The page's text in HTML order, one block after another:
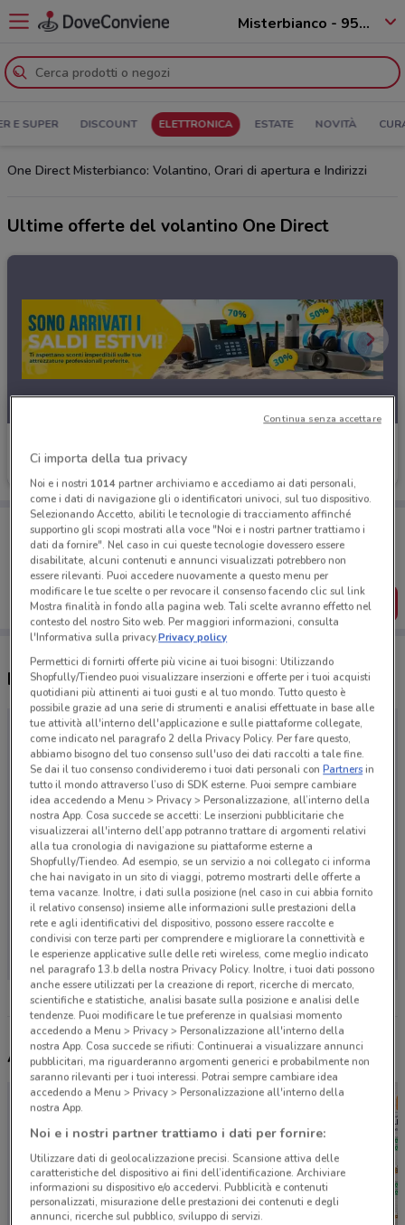
Misterbianco - 95045
E SUPER DISCOUNT ELETTRONICA ESTATE NOVITÀ
One Direct Misterbianco: Volantino, Orari di apertura e Indirizzi
Ultime offerte del volantino One Direct
Porta DoveConviene sempre con te!
Puoi trovare le migliori offerte dei negozi vicino a te,
salvarle e creare la tua lista del risparmio, comodamente
dal tuo cellulare.
SCARICA L’APP
Negozi One Direct a Misterbianco
Non ci sono negozi nelle vicinanze
Altri volantini nelle vicinanze
Ci importa della tua privacy
Noi e i nostri 1014partner archiviamo e accediamo ai dati personali,
come i dati di navigazione gli o identificatori univoci, sul tuo dispositivo.
Selezionando Accetto, abiliti le tecnologie di tracciamento affinché
supportino gli scopi mostrati alla voce "Noi e i nostri partner trattiamo i
dati da fornire". Nel caso in cui queste tecnologie dovessero essere
disabilitate, alcuni contenuti e annunci visualizzati potrebbero non
essere rilevanti. Puoi accedere nuovamente a questo menu per
modificare le tue scelte o per revocare il consenso facendo clic sul link
Mostra finalità in fondo alla pagina web. Tali scelte avranno effetto nel
contesto del nostro Sito web. Per maggiori informazioni, consulta
l'Informativa sulla privacy.Privacy policy
Permettici di fornirti offerte più vicine ai tuoi bisogni: Utilizzando
Shopfully/Tiendeo puoi visualizzare inserzioni e offerte per i tuoi acquisti
quotidiani più attinenti ai tuoi gusti e al tuo mondo. Tutto questo è
possibile grazie ad una serie di strumenti e analisi effettuate in base alle
tue attività all'interno dell'applicazione e sulle piattaforme collegate,
come indicato nel paragrafo 2 della Privacy Policy. Per fare questo,
abbiamo bisogno del tuo consenso sull'uso dei dati raccolti a tale fine.
Se dai il tuo consenso condivideremo i tuoi dati personali conPartnersin
tutto il mondo attraverso l’uso di SDK esterne. Puoi sempre cambiare
idea accedendo a Menu > Privacy > Personalizzazione, all’interno della
nostra App. Cosa succede se accetti: Le inserzioni pubblicitarie che
visualizzerai all'interno dell’app potranno trattare di argomenti relativi
alla tua cronologia di navigazione su piattaforme esterne a
Shopfully/Tiendeo. Ad esempio, se un servizio a noi collegato ci informa
che hai navigato in un sito di viaggi, potremo mostrarti delle offerte a
tema vacanze. Inoltre, i dati sulla posizione (nel caso in cui abbia fornito
il relativo consenso) insieme alle informazioni sulle prestazioni della
rete e agli identificativi del dispositivo, possono essere raccolte e
condivisi con terze parti per comprendere e migliorare la connettività e
le esperienze applicative sulle delle reti wireless, come meglio indicato
nel paragrafo 13.b della nostra Privacy Policy. Inoltre, i tuoi dati possono
anche essere utilizzati per la creazione di report, ricerche di mercato,
scientifiche e statistiche, analisi basate sulla posizione e analisi delle
tendenze. Puoi modificare le tue preferenze in qualsiasi momento
accedendo a Menu > Privacy > Personalizzazione all'interno della
nostra App. Cosa succede se rifiuti: Continuerai a visualizzare annunci
pubblicitari, ma riguarderanno argomenti generici e probabilmente non
saranno rilevanti per i tuoi interessi. Potrai sempre cambiare idea
accedendo a Menu > Privacy > Personalizzazione all'interno della
nostra App.
Noi e i nostri partner trattiamo i dati per fornire:
Utilizzare dati di geolocalizzazione precisi. Scansione attiva delle
caratteristiche del dispositivo ai fini dell’identificazione. Archiviare
informazioni su dispositivo e/o accedervi. Pubblicità e contenuti
personalizzati, misurazione delle prestazioni dei contenuti e degli
annunci, ricerche sul pubblico, sviluppo di servizi.
Continua senza accettare